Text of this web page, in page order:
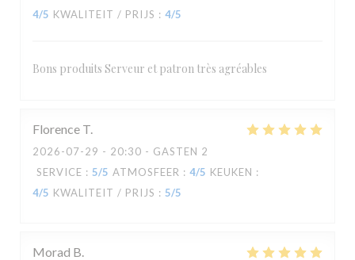
4/5 KWALITEIT / PRIJS : 4/5
Bons produits Serveur et patron très agréables
Florence T
2026-07-29 - 20:30 - GASTEN 2
SERVICE : 5/5 ATMOSFEER : 4/5 KEUKEN :
4/5 KWALITEIT / PRIJS : 5/5
Morad B